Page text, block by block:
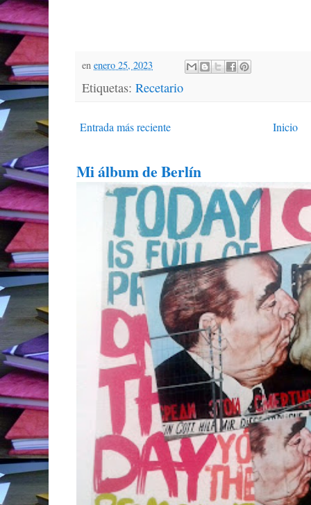
en enero 25, 2023
Etiquetas: Recetario
Entrada más reciente Inicio
Mi álbum de Berlín